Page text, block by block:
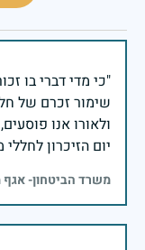
שימור זכרם של
יום הזיכרון לחללי
משרד הביטחון-